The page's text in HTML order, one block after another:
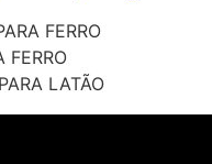
FERRO
FERRO
LATÃO